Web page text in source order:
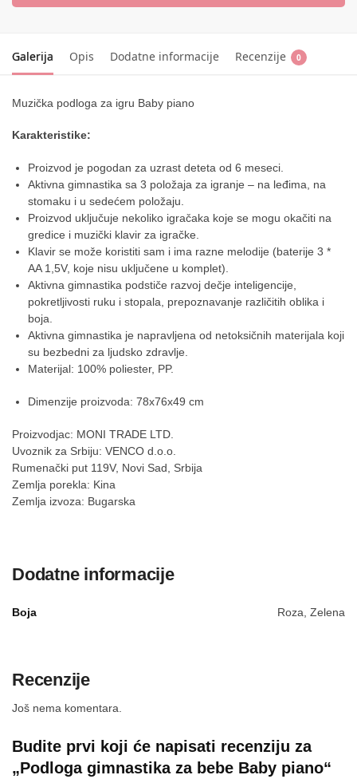
Galerija Opis Dodatne informacije Recenzije 0
Muzička podloga za igru Baby piano
Karakteristike:
Proizvod je pogodan za uzrast deteta od 6 meseci.
Aktivna gimnastika sa 3 položaja za igranje – na leđima, na
stomaku i u sedećem položaju.
Proizvod uključuje nekoliko igračaka koje se mogu okačiti na
gredice i muzički klavir za igračke.
Klavir se može koristiti sam i ima razne melodije (baterije 3 *
AA 1,5V, koje nisu uključene u komplet).
Aktivna gimnastika podstiče razvoj dečje inteligencije,
pokretljivosti ruku i stopala, prepoznavanje različitih oblika i
boja.
Aktivna gimnastika je napravljena od netoksičnih materijala koji
su bezbedni za ljudsko zdravlje.
Materijal: 100% poliester, PP.
Dimenzije proizvoda: 78x76x49 cm
Proizvodjac: MONI TRADE LTD.
Uvoznik za Srbiju: VENCO d.o.o.
Rumenački put 119V, Novi Sad, Srbija
Zemlja porekla: Kina
Zemlja izvoza: Bugarska
Dodatne informacije
Boja Roza, Zelena
Recenzije
Još nema komentara.
Budite prvi koji će napisati recenziju za
„Podloga gimnastika za bebe Baby piano“